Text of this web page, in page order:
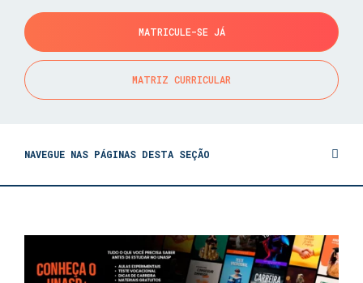
MATRICULE-SE JÁ
MATRIZ CURRICULAR
NAVEGUE NAS PÁGINAS DESTA SEÇÃO